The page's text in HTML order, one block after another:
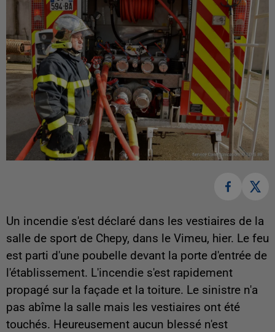
Un incendie s'est déclaré dans les vestiaires de la
salle de sport de Chepy, dans le Vimeu, hier. Le feu
est parti d'une poubelle devant la porte d'entrée de
l'établissement. L'incendie s'est rapidement
propagé sur la façade et la toiture. Le sinistre n'a
pas abîme la salle mais les vestiaires ont été
touchés. Heureusement aucun blessé n'est